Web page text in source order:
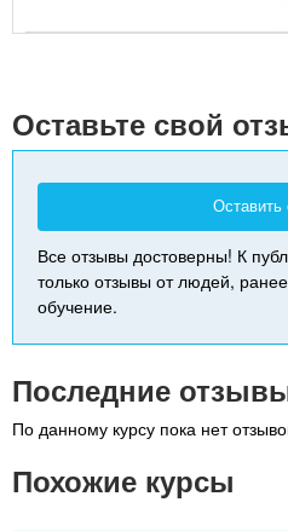
Оставьте свой
Оставить
Все отзывы достоверны! К
только отзывы от людей,
обучение.
Последние
По данному курсу пока нет
Похожие курсы